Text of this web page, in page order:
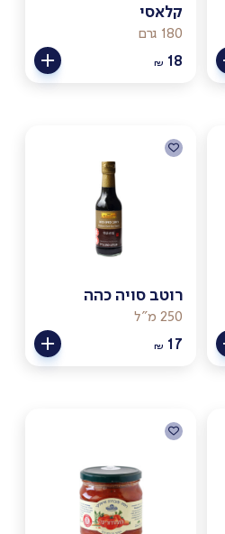
קלאסי
180 גרם
₪ 18
רוטב סויה כהה
250 מ"ל
₪ 17